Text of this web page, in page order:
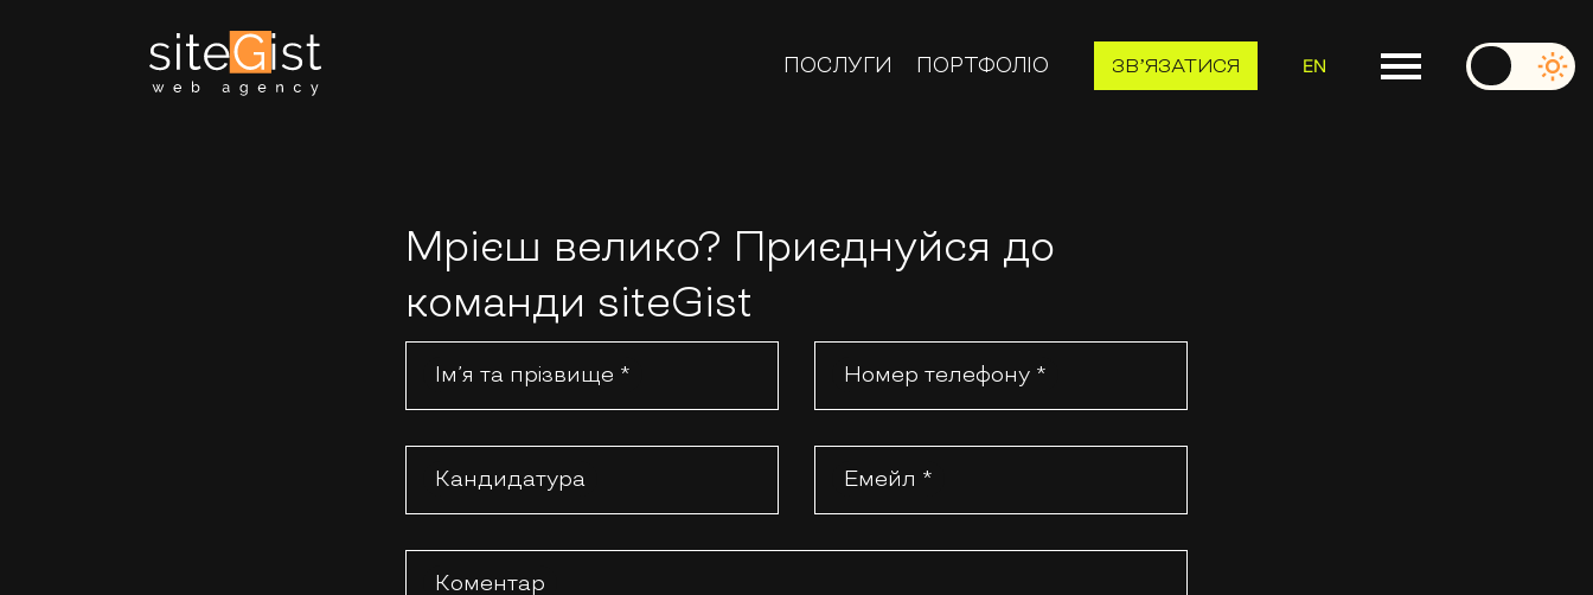
ПОСЛУГИ ПОРТФОЛІО ЗВʼЯЗАТИСЯ EN
Мрієш велико? Приєднуйся до
команди siteGist
Ім’я та прізвище * Номер телефону *
Кандидатура Емейл *
Коментар